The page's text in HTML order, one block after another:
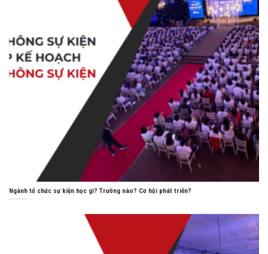
Ngành tổ chức sự kiện học gì? Trường nào? Cơ hội phát triển?